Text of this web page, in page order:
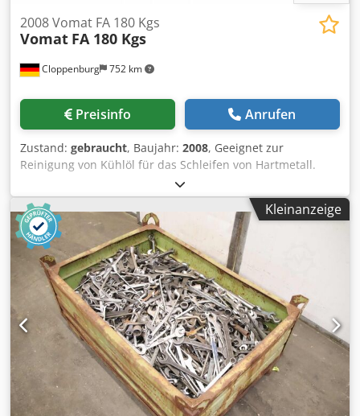
Cloppenburg 752 km
2008 Vomat FA 180 Kgs
Vomat FA 180 Kgs
Preisinfo Anrufen
Zustand: gebraucht, Baujahr: 2008, Geeignet zur
Reinigung von Kühlöl für das Schleifen von Hartmetall.
Behälterinhalt: ca. 500 l Dedouxnmujpfx Aa Tekr
Filterleistung: ca. 180 l/min Filterfeinheit: >0,003 mm
Anschlußwert: ca. 4 kW (400 V/ 50Hz) Abmessungen: B x T x
H ca. 1600 x 1000 x 1000 mm Gewicht: ca. 1000 kg Farbe:
Hellgrau
Kleinanzeige